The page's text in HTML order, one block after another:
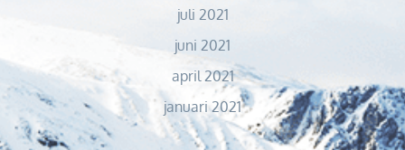
juli 2021
juni 2021
april 2021
januari 2021